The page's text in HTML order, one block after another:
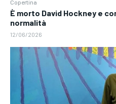
Copertina
È morto David Hockney e
normalità
12/06/2026